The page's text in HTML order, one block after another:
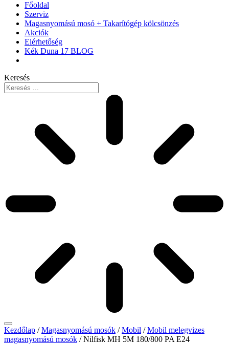
Főoldal
Szerviz
Magasnyomású mosó + Takarítógép kölcsönzés
Akciók
Elérhetőség
Kék Duna 17 BLOG
Keresés
Kezdőlap /Magasnyomású mosók /Mobil /Mobil melegvizes
magasnyomású mosók / Nilfisk MH 5M 180/800 PA E24